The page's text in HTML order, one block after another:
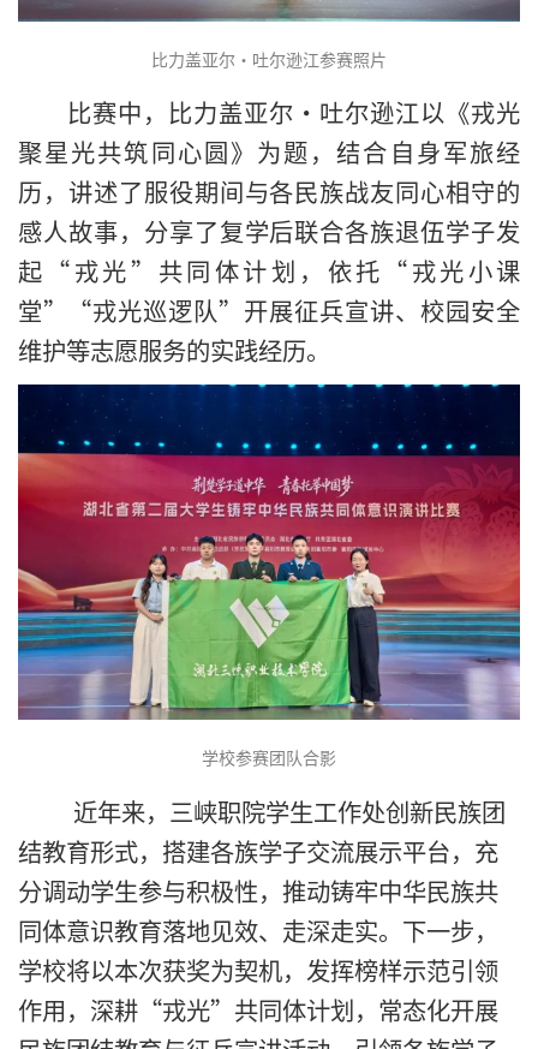
比力盖亚尔·吐尔逊江参赛照片
比赛中，比力盖亚尔·吐尔逊江以《戎光
聚星光共筑同心圆》为题，结合自身军旅经
历，讲述了服役期间与各民族战友同心相守的
感人故事，分享了复学后联合各族退伍学子发
起“戎光”共同体计划，依托“戎光小课
堂”“戎光巡逻队”开展征兵宣讲、校园安全
维护等志愿服务的实践经历。
学校参赛团队合影
近年来，三峡职院学生工作处创新民族团
结教育形式，搭建各族学子交流展示平台，充
分调动学生参与积极性，推动铸牢中华民族共
同体意识教育落地见效、走深走实。 下一步，
学校将以本次获奖为契机，发挥榜样示范引领
作用，深耕“戎光”共同体计划，常态化开展